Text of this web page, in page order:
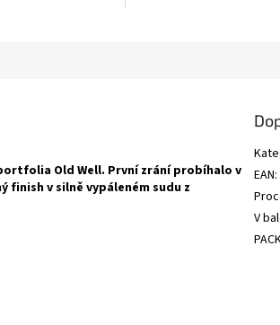
Old Well. První zrání probíhalo v
finish v silně vypáleném sudu z
EAN:
V